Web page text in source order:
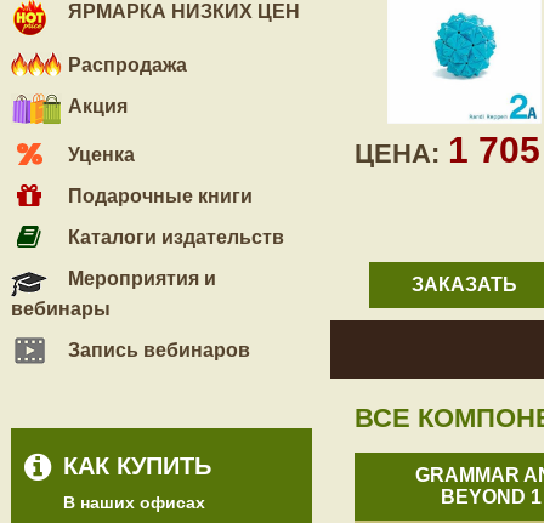
ЯРМАРКА НИЗКИХ ЦЕН
Распродажа
Акция
Уценка
Подарочные книги
Каталоги издательств
Мероприятия и
вебинары
Запись вебинаров
КАК КУПИТЬ
В наших офисах
ЦЕНА: 1
ЗАКАЗАТЬ
ВСЕ
GRAMMAR
BEYOND 1